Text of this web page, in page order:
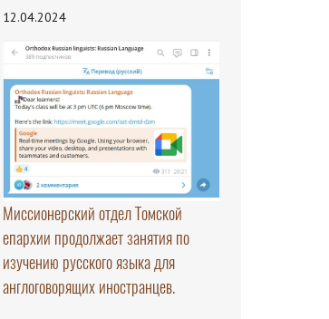
12.04.2024
Миссионерский отдел Томской
епархии продолжает занятия по
изучению русского языка для
англоговорящих иностранцев.